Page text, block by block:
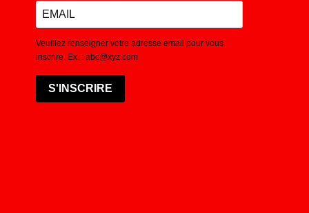
Veuillez renseigner votre adresse email pour vous
inscrire. Ex. : abc@xyz.com
S'INSCRIRE